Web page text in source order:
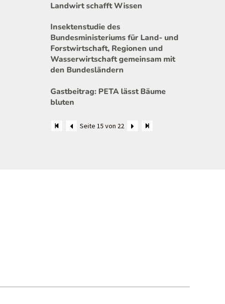
Landwirt schafft Wissen
Insektenstudie des
Bundesministeriums für Land- und
Forstwirtschaft, Regionen und
Wasserwirtschaft gemeinsam mit
den Bundesländern
Gastbeitrag: PETA lässt Bäume
bluten
Seite 15 von 22